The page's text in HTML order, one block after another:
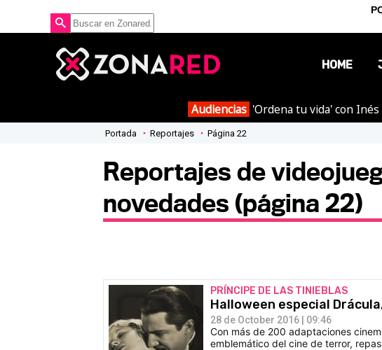
HOME
Audiencias 'Ordena tu vida' con
Portada Reportajes Página 22
Reportajes de
novedades (página 22)
PRÍNCIPE DE LAS TINIEBLAS
Halloween especial
28 de October 2016 | 09:46
Con más de 200 adaptaciones
emblemático del cine de terror,